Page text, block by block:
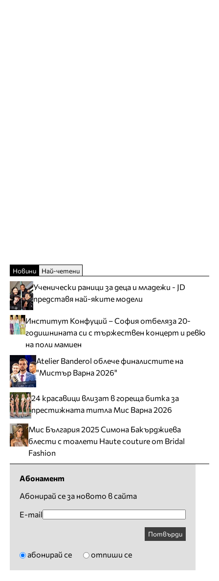
Новини Най-четени
Ученически раници за деца и младежи - JD
представя най-яките модели
Институт Конфуций – София отбеляза 20-
годишнината си с тържествен концерт и ревю
на поли мамиен
Atelier Banderol облече финалистите на
"Мистър Варна 2026"
24 красавици влизат в гореща битка за
престижната титла Мис Варна 2026
Мис България 2025 Симона Бакърджиева
блести с тоалети Haute couture от Bridal
Fashion
Абонамент
Абонирай се за новото в сайта
E-mail
Потвърди
абонирай се отпиши се